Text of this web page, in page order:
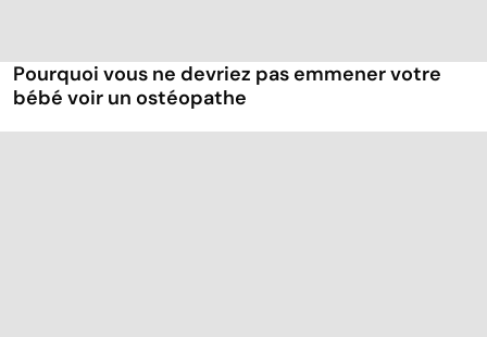
Pourquoi vous ne devriez pas emmener votre
bébé voir un ostéopathe